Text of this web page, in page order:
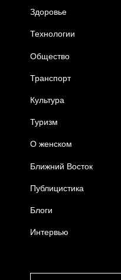
Здоровье
Технологии
Общество
Транспорт
Культура
Туризм
О женском
Ближний Восток
Публицистика
Блоги
Интервью